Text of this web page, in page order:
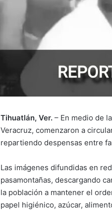
Tihuatlán, Ver. – En medio de
Veracruz, comenzaron a
repartiendo despensas entre
Las imágenes difundidas en
pasamontañas, descargando
la población a mantener el
papel higiénico, azúcar,